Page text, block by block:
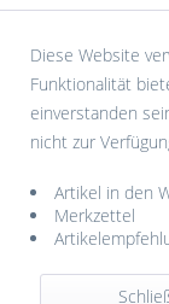
11,30 € *
inkl. MwSt.
Diese Website
Funktionalität
einverstanden
nicht zur
Artikel in den
Merkzettel